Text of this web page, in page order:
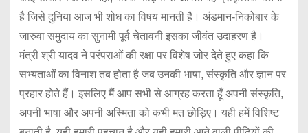
है जिसे दुनिया आज भी शोध का विषय मानती है। अंडमान-निकोबार के
जारुवा समुदाय का सुनामी पूर्व चेतावनी इसका जीवंत उदाहरण है।
मंत्री श्री यादव ने परंपराओं की रक्षा पर विशेष जोर देते हुए कहा कि
सभ्यताओं का विनाश तब होता है जब उनकी भाषा, संस्कृति और ज्ञान पर
प्रहार होते हैं। इसलिए मैं आप सभी से आग्रह करता हूँ अपनी संस्कृति,
अपनी भाषा और अपनी अस्मिता को कभी मत छोड़िए। यही हमें विशिष्ट